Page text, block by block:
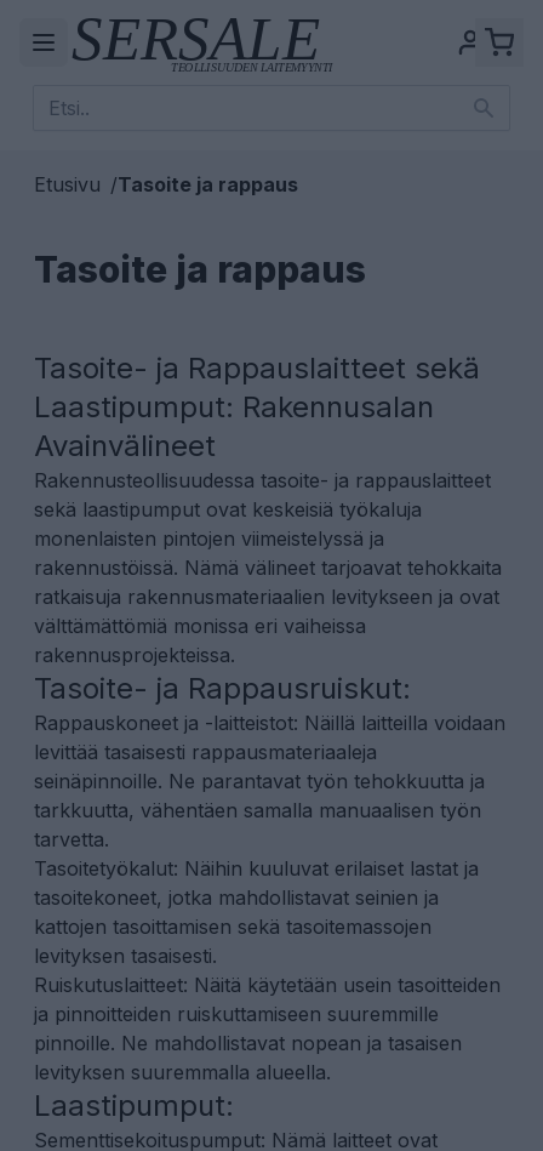
Etusivu /Tasoite ja rappaus
Tasoite ja rappaus
Tasoite- ja Rappauslaitteet sekä
Laastipumput: Rakennusalan
Avainvälineet
Rakennusteollisuudessa tasoite- ja rappauslaitteet
sekä laastipumput ovat keskeisiä työkaluja
monenlaisten pintojen viimeistelyssä ja
rakennustöissä. Nämä välineet tarjoavat tehokkaita
ratkaisuja rakennusmateriaalien levitykseen ja ovat
välttämättömiä monissa eri vaiheissa
rakennusprojekteissa.
Tasoite- ja Rappausruiskut:
Rappauskoneet ja -laitteistot: Näillä laitteilla voidaan
levittää tasaisesti rappausmateriaaleja
seinäpinnoille. Ne parantavat työn tehokkuutta ja
tarkkuutta, vähentäen samalla manuaalisen työn
tarvetta.
Tasoitetyökalut: Näihin kuuluvat erilaiset lastat ja
tasoitekoneet, jotka mahdollistavat seinien ja
kattojen tasoittamisen sekä tasoitemassojen
levityksen tasaisesti.
Ruiskutuslaitteet: Näitä käytetään usein tasoitteiden
ja pinnoitteiden ruiskuttamiseen suuremmille
pinnoille. Ne mahdollistavat nopean ja tasaisen
levityksen suuremmalla alueella.
Laastipumput:
Sementtisekoituspumput: Nämä laitteet ovat